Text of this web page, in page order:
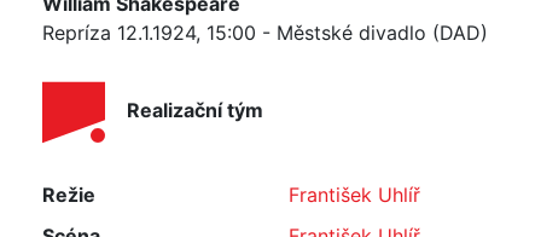
Repríza 12.1.1924, 15:00 - Městské divadlo (DAD)
Realizační tým
Režie
František Uhlíř